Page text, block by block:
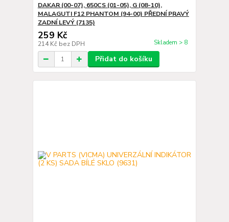
DAKAR (00-07), 650CS (01-05), G (08-10),
MALAGUTI F12 PHANTOM (94-00) PŘEDNÍ PRAVÝ
ZADNÍ LEVÝ (7135)
259 Kč
214 Kč bez DPH Skladem > 8
Přidat do košíku